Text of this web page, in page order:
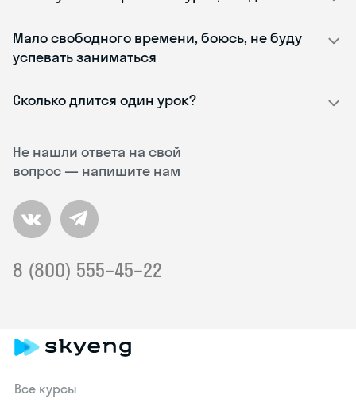
Не нашли ответа на свой
вопрос — напишите нам
8 (800) 555–45–22
Мало свободного времени, боюсь, не буду
успевать заниматься
Сколько длится один урок?
Все курсы